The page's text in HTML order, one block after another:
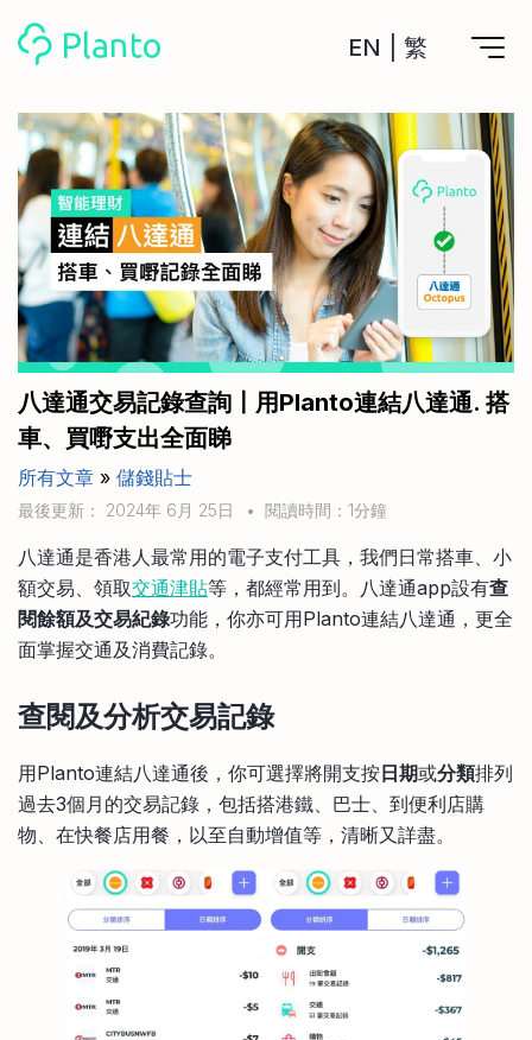
EN 繁
Planto功能
計劃買樓
計劃買樓第一步
全功能記賬
管理及分析所有戶口
管理MPF戶口
一次過管理所有強積金戶口
申請清卡數/私人貸款
CreFIT x Planto推廣優惠
工具
私人貸款
年利率/APR/年息比較
投資戶口 (美股)
比較最抵美股投資戶口
投資戶口 (港股)
比較最抵港股投資戶口
投資加密貨幣
比較最抵Crypto交易所
月供股票計劃
比較最抵月供計劃戶口
比較定存利率
信用卡
比較各種最優惠信用卡
關於我們
Academy
Marketplace
其他網站
手機App與理財資訊
商業解決方案
企業服務
八達通交易記錄查詢〡用Planto連結八達通. 搭
車、買嘢支出全面睇
所有文章 » 儲錢貼士
最後更新： 2024年 6月 25日 • 閱讀時間：1分鐘
八達通是香港人最常用的電子支付工具，我們日常搭車、小
額交易、領取交通津貼等，都經常用到。八達通app設有查
閱餘額及交易紀錄功能，你亦可用Planto連結八達通，更全
面掌握交通及消費記錄。
查閱及分析交易記錄
用Planto連結八達通後，你可選擇將開支按日期或分類排列
過去3個月的交易記錄，包括搭港鐵、巴士、到便利店購
物、在快餐店用餐，以至自動增值等，清晰又詳盡。